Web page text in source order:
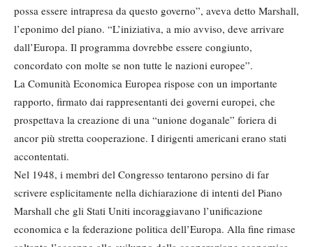
possa essere intrapresa da questo governo”, aveva detto Marshall,
l’eponimo del piano. “L’iniziativa, a mio avviso, deve arrivare
dall’Europa. Il programma dovrebbe essere congiunto,
concordato con molte se non tutte le nazioni europee”.
La Comunità Economica Europea rispose con un importante
rapporto, firmato dai rappresentanti dei governi europei, che
prospettava la creazione di una “unione doganale” foriera di
ancor più stretta cooperazione. I dirigenti americani erano stati
accontentati.
Nel 1948, i membri del Congresso tentarono persino di far
scrivere esplicitamente nella dichiarazione di intenti del Piano
Marshall che gli Stati Uniti incoraggiavano l’unificazione
economica e la federazione politica dell’Europa. Alla fine rimase